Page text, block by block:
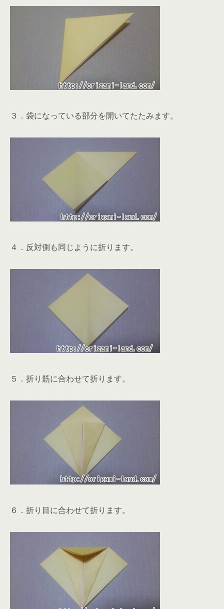
３．袋になっている部分を開いてたたみます。
４．反対側も同じように折ります。
５．折り筋に合わせて折ります。
６．折り目に合わせて折ります。